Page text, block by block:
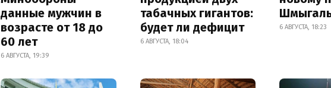
данные мужчин в
возрасте от 18 до
60 лет
6 АВГУСТА, 19:39
табачных гигантов:
будет ли дефицит
6 АВГУСТА, 18:04
6 АВГУСТА, 18:23